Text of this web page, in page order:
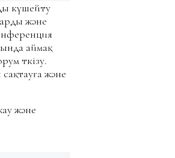
күшейту
және
аймақ
өткізу.
және
және